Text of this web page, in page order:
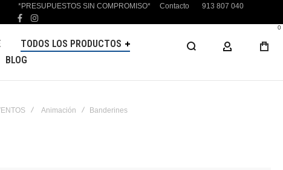
*PRESUPUESTOS SIN COMPROMISO* Contacto 913 807 040
facebook
instagram
TODOS LOS PRODUCTOS
BLOG
MI CUENTA
0
Animación Banderines